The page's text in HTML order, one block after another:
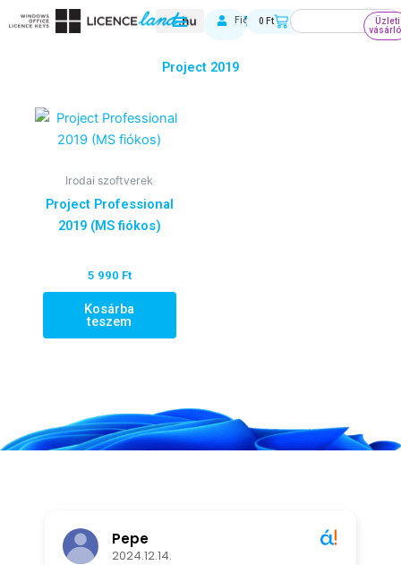
to
Fiókom
0 FtKosárKeresés
Üzleti
Project 2019
Irodai szoftverek
Project Professional
2019 (MS fiókos)
5 990 Ft
Kosárba
teszem
Pepe
2024.12.14.